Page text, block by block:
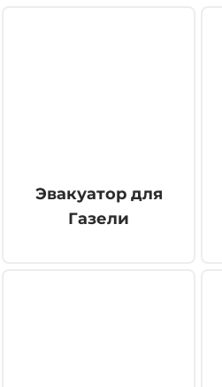
Эвакуатор для
Газели